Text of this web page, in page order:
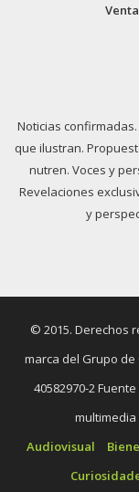
Noticias
que ilustran.
nutren. Voces y
Revelaciones
y
© 2015. Derechos
marca del Grupo de
40582970-2
multimedia
Audiovisual